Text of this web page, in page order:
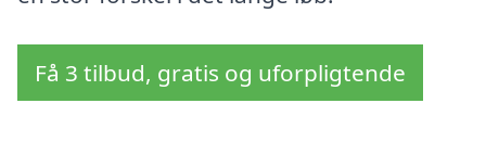
Få 3 tilbud, gratis og uforpligtende